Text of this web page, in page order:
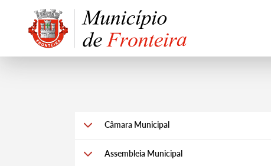
Câmara Municipal
Assembleia Municipal